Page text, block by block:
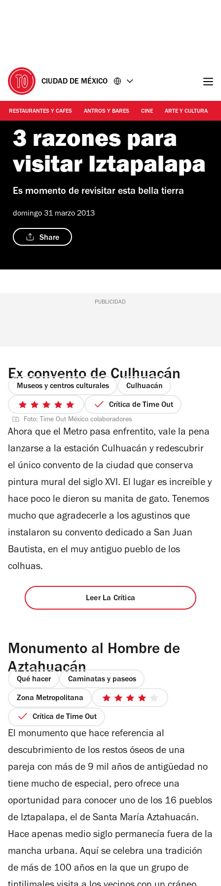
CIUDAD DE MÉXICO
RESTAURANTES Y CAFES ANTROS Y BARES CINE ARTE Y CULTURA
3 razones para
visitar Iztapalapa
Es momento de revisitar esta bella tierra
domingo 31 marzo 2013
Share
PUBLICIDAD
Ex convento de Culhuacán
Museos y centros culturales Culhuacán
5
de
5
estrellas
Crítica de Time Out
Foto: Time Out México colaboradores
Ahora que el Metro pasa enfrentito, vale la pena
lanzarse a la estación Culhuacán y redescubrir
el único convento de la ciudad que conserva
pintura mural del siglo XVI. El lugar es increíble y
hace poco le dieron su manita de gato. Tenemos
mucho que agradecerle a los agustinos que
instalaron su convento dedicado a San Juan
Bautista, en el muy antiguo pueblo de los
colhuas.
Leer La Crítica
Monumento al Hombre de
Aztahuacán
Qué hacer Caminatas y paseos
Zona Metropolitana
4
estrellas
Crítica de Time Out
El monumento que hace referencia al
descubrimiento de los restos óseos de una
pareja con más de 9 mil años de antigüedad no
tiene mucho de especial, pero ofrece una
oportunidad para conocer uno de los 16 pueblos
de Iztapalapa, el de Santa María Aztahuacán.
Hace apenas medio siglo permanecía fuera de la
mancha urbana. Aquí se celebra una tradición
de más de 100 años en la que un grupo de